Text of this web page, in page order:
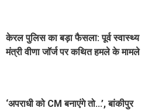
केरल पुलिस का बड़ा फैसला: पूर्व स्वास्थ्य
मंत्री वीणा जॉर्ज पर कथित हमले के मामले
‘अपराधी को CM बनाएंगे तो...’, बांकीपुर